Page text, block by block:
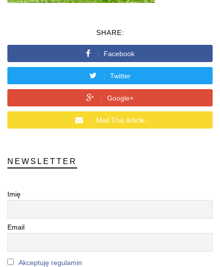
SHARE:
Facebook
Twitter
Google+
Mail This Article
NEWSLETTER
Imię
Email
Akceptuję regulamin